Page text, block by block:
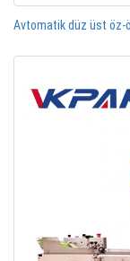
Avtomatik düz üst öz-